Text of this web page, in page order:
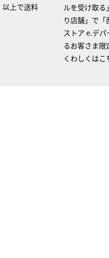
上で送料
ルを受け取る
り店舗」で
ストア e.デ
るお客さま限
くわしくはこ